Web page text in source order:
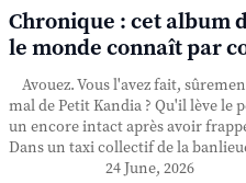
Chronique : cet album
le monde connaît par
Avouez. Vous l'avez fait,
mal de Petit Kandia ? Qu'il lève
un encore intact après avoir
Dans un taxi collectif de la
24 June, 2026